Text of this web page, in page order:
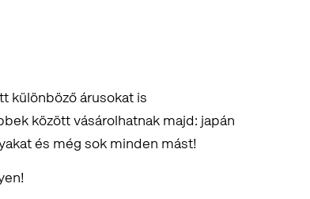
különböző árusokat is
között vásárolhatnak majd: japán
és még sok minden mást!